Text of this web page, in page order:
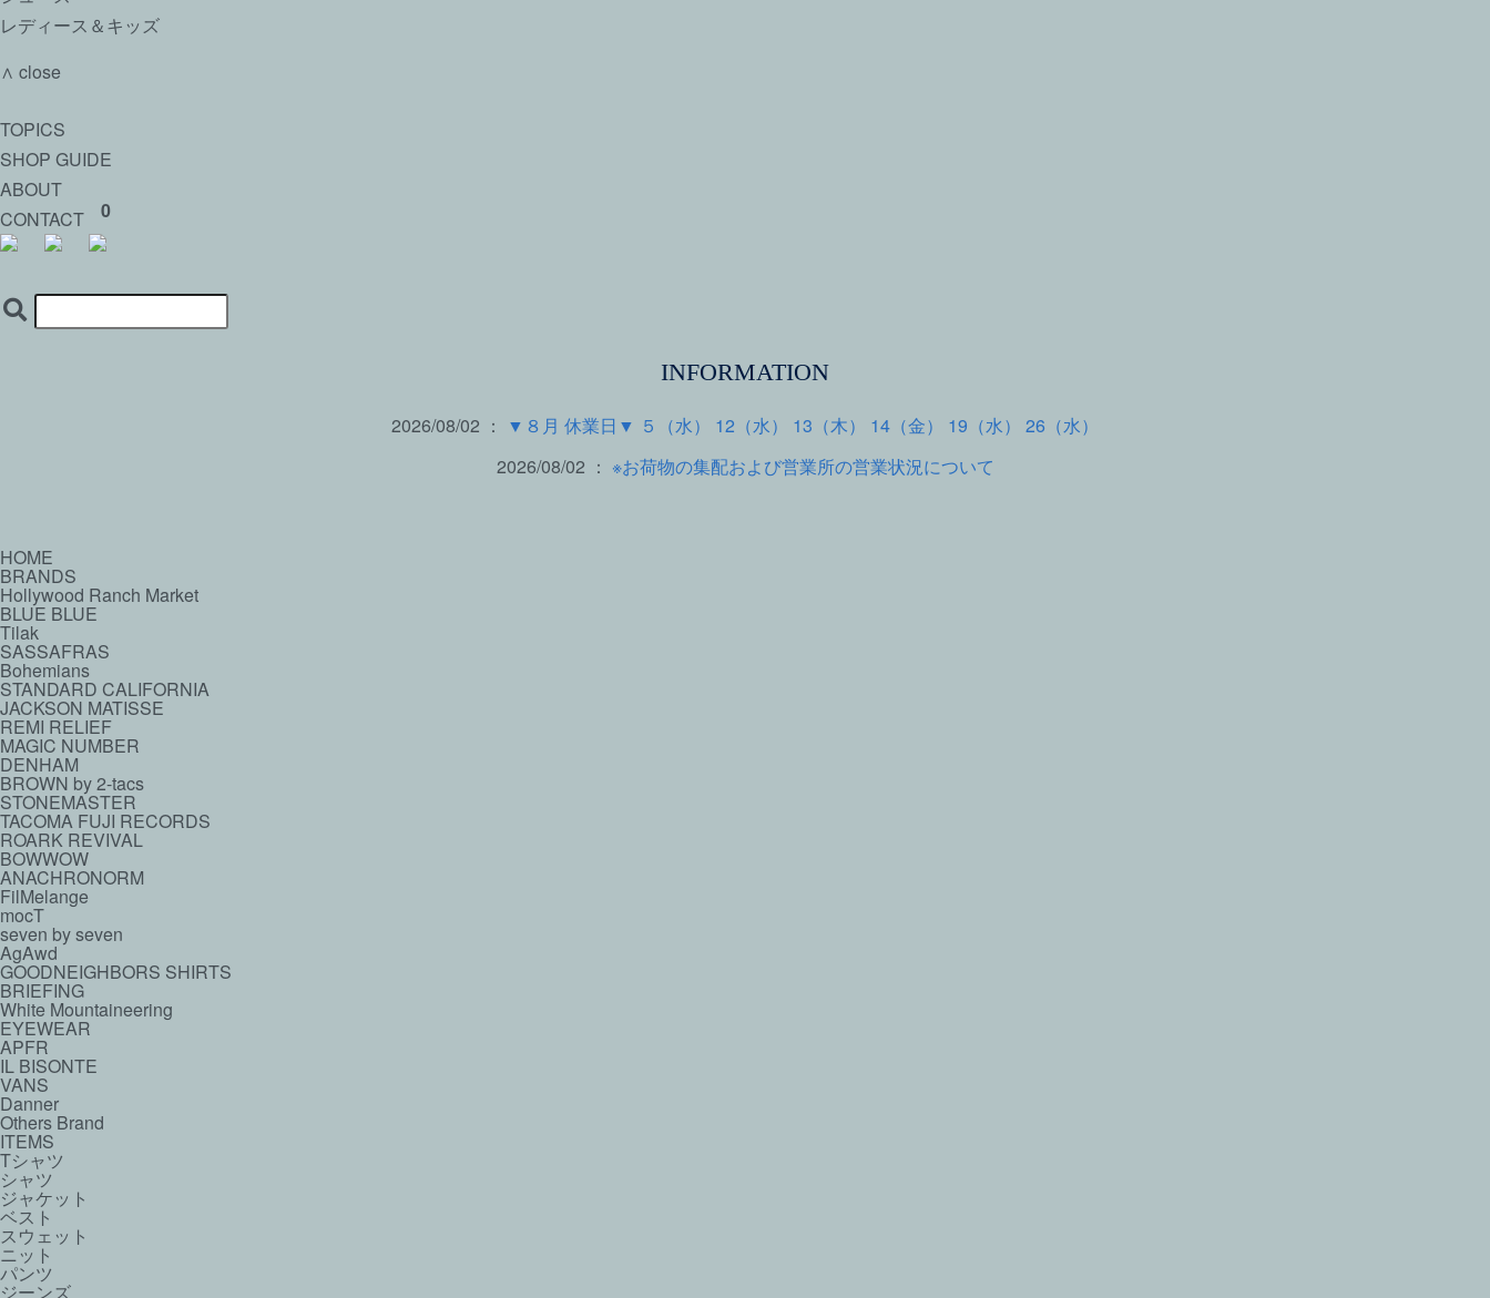
レディース＆キッズ
∧ close
TOPICS
SHOP GUIDE
ABOUT
CONTACT
0
INFORMATION
2026/08/02 ：
▼８月 休業日▼ ５（水） 12（水） 13（木） 14（金） 19（水） 26（水）
2026/08/02 ： ※お荷物の集配および営業所の営業状況について
HOME
BRANDS
Hollywood Ranch Market
BLUE BLUE
Tilak
SASSAFRAS
Bohemians
STANDARD CALIFORNIA
JACKSON MATISSE
REMI RELIEF
MAGIC NUMBER
DENHAM
BROWN by 2-tacs
STONEMASTER
TACOMA FUJI RECORDS
ROARK REVIVAL
BOWWOW
ANACHRONORM
FilMelange
mocT
seven by seven
AgAwd
GOODNEIGHBORS SHIRTS
BRIEFING
White Mountaineering
EYEWEAR
APFR
IL BISONTE
VANS
Danner
Others Brand
ITEMS
Tシャツ
シャツ
ジャケット
ベスト
スウェット
ニット
パンツ
ジーンズ